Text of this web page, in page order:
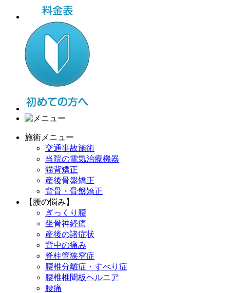
施術メニュー
交通事故施術
当院の電気治療機器
猫背矯正
産後骨盤矯正
背骨・骨盤矯正
【腰の悩み】
ぎっくり腰
坐骨神経痛
産後の諸症状
背中の痛み
脊柱管狭窄症
腰椎分離症・すべり症
腰椎椎間板ヘルニア
腰痛